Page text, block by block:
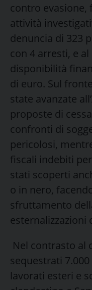
contro evasione,
attività
denuncia di 323
con 4 arresti, e
disponibilità
di euro. Sul
state avanzate
proposte di
confronti di
pericolosi,
fiscali indebiti
stati scoperti
o in nero,
sfruttamento
esternalizzazioni
Nel contrasto al
sequestrati
lavorati esteri e